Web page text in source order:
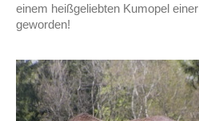
einem heißgeliebten Kumopel einer
geworden!